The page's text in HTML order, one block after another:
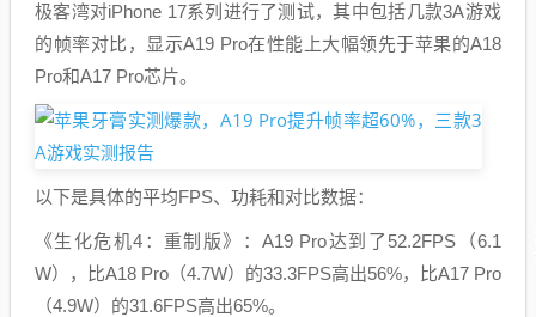
极客湾对iPhone 17系列进行了测试，其中包括几款3A游戏
的帧率对比，显示A19 Pro在性能上大幅领先于苹果的A18
Pro和A17 Pro芯片。
以下是具体的平均FPS、功耗和对比数据：
《生化危机4：重制版》：A19 Pro达到了52.2FPS（6.1
W），比A18 Pro（4.7W）的33.3FPS高出56%，比A17 Pro
（4.9W）的31.6FPS高出65%。